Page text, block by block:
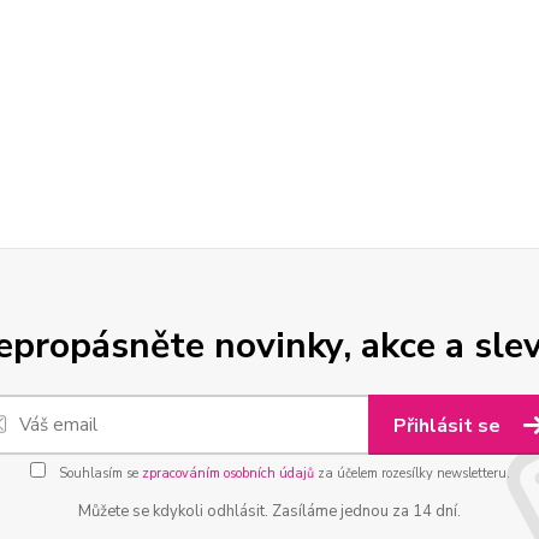
novinky, akce a
Přihlásit se
Souhlasím se zpracováním osobních údajůza účelem rozesílky newsletteru.
Můžete se kdykoli odhlásit. Zasíláme jednou za 14 dní.